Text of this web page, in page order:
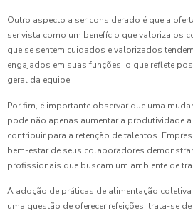
Outro aspecto a ser considerado é que a
ser vista como um benefício que valoriza os
que se sentem cuidados e valorizados
engajados em suas funções, o que reflete
geral da equipe.
Por fim, é importante observar que uma
pode não apenas aumentar a produtividade
contribuir para a retenção de talentos.
bem-estar de seus colaboradores
profissionais que buscam um ambiente de
A adoção de práticas de alimentação
uma questão de oferecer refeições; trata-se